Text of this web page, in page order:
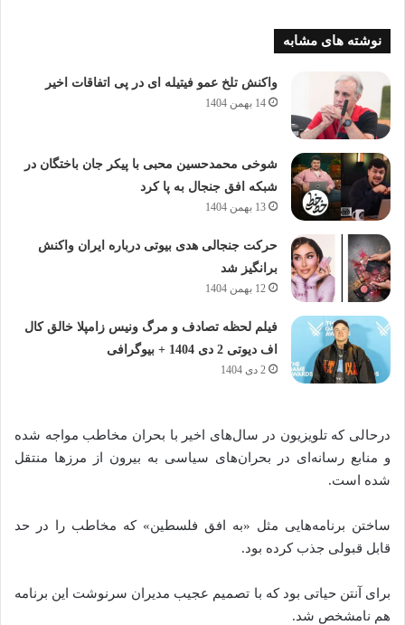
نوشته های مشابه
واکنش تلخ عمو فیتیله ای در پی اتفاقات اخیر
14 بهمن 1404
شوخی محمدحسین محبی با پیکر جان باختگان در
شبکه افق جنجال به پا کرد
13 بهمن 1404
حرکت جنجالی هدی بیوتی درباره ایران واکنش
برانگیز شد
12 بهمن 1404
فیلم لحظه تصادف و مرگ ونیس زامپلا خالق کال
اف دیوتی 2 دی 1404 + بیوگرافی
2 دی 1404
درحالی که تلویزیون در سال‌های اخیر با بحران مخاطب مواجه شده‌
و منابع رسانه‌ای در بحران‌های سیاسی به بیرون از مرزها منتقل
شده‌‌ است.
ساختن برنامه‌هایی مثل «به افق فلسطین» که مخاطب را در حد
قابل قبولی جذب کرده‌ بود.
برای آنتن حیاتی بود که با تصمیم عجیب مدیران سرنوشت این برنامه
هم نامشخص شد.